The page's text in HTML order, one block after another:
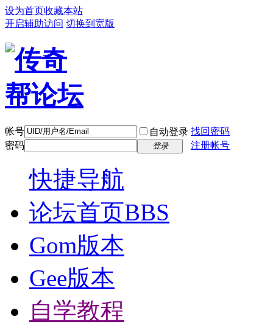
设为首页收藏本站
开启辅助访问 切换到宽版
帐号 自动登录 找回密码
密码
登录 注册帐号
快捷导航
论坛首页BBS
Gom版本
Gee版本
自学教程